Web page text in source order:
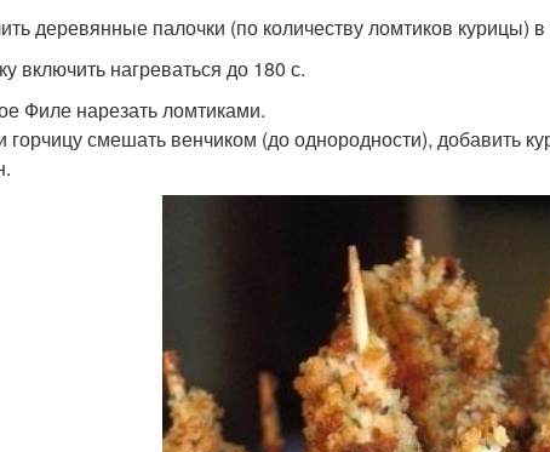
деревянные палочки (по количеству ломтиков курицы)
включить нагреваться до 180 с.
Филе нарезать ломтиками.
горчицу смешать венчиком (до однородности), добавить